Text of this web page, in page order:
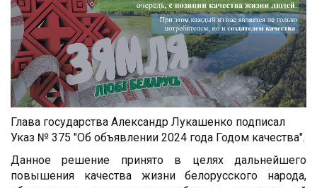
Глава государства Александр Лукашенко подписал
Указ № 375 "Об объявлении 2024 года Годом качества".
Данное решение принято в целях дальнейшего
повышения качества жизни белорусского народа,